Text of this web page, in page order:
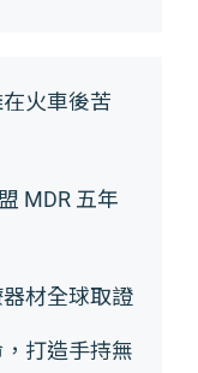
火車後苦
MDR 五年
材全球取證
打造手持無